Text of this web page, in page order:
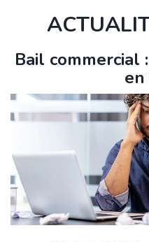
Bail commercial
en